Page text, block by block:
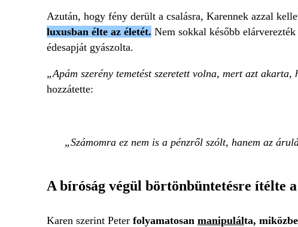
Azután, hogy fény derült a csalásra, Karennek azzal
luxusban élte az életét. Nem sokkal később
édesapját gyászolta.
„Apám szerény temetést szeretett volna, mert azt
hozzátette:
Számomra ez nem is a pénzről szólt, hanem az
A bíróság végül börtönbüntetésre ítélte
Karen szerint Peter folyamatosan manipulálta,